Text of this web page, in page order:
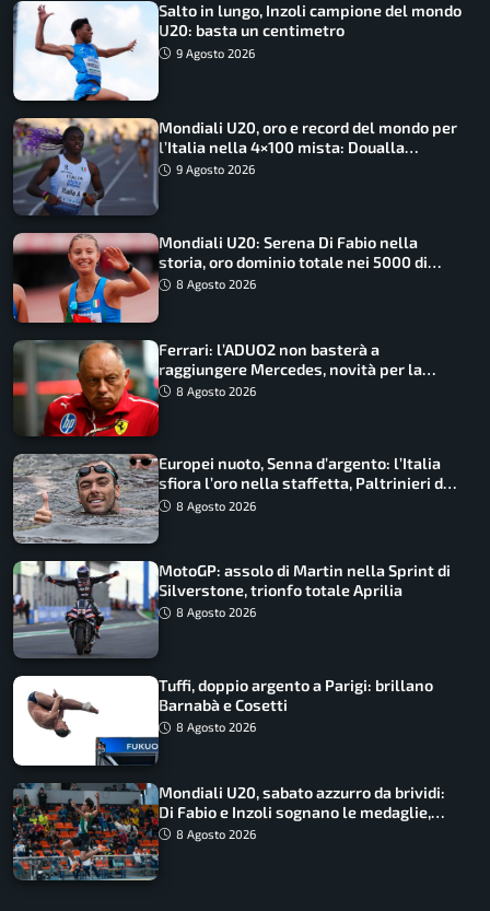
Salto in lungo, Inzoli campione del mondo
U20: basta un centimetro
9 Agosto 2026
Mondiali U20, oro e record del mondo per
l’Italia nella 4×100 mista: Doualla
straordinaria
9 Agosto 2026
Mondiali U20: Serena Di Fabio nella
storia, oro dominio totale nei 5000 di
marcia
8 Agosto 2026
Ferrari: l’ADUO2 non basterà a
raggiungere Mercedes, novità per la
Macarena
8 Agosto 2026
Europei nuoto, Senna d’argento: l’Italia
sfiora l’oro nella staffetta, Paltrinieri da
urlo, il bilancio azzurro
8 Agosto 2026
MotoGP: assolo di Martin nella Sprint di
Silverstone, trionfo totale Aprilia
8 Agosto 2026
Tuffi, doppio argento a Parigi: brillano
Barnabà e Cosetti
8 Agosto 2026
Mondiali U20, sabato azzurro da brividi:
Di Fabio e Inzoli sognano le medaglie,
Castellani e Succo in finale
8 Agosto 2026